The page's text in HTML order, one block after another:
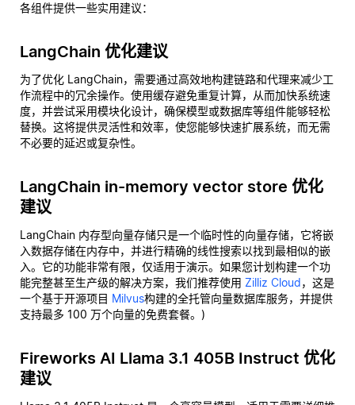
各组件提供一些实用建议：
LangChain 优化建议
为了优化 LangChain，需要通过高效地构建链路和代理来减少工
作流程中的冗余操作。使用缓存避免重复计算，从而加快系统速
度，并尝试采用模块化设计，确保模型或数据库等组件能够轻松
替换。这将提供灵活性和效率，使您能够快速扩展系统，而无需
不必要的延迟或复杂性。
LangChain in-memory vector store 优化
建议
LangChain 内存型向量存储只是一个临时性的向量存储，它将嵌
入数据存储在内存中，并进行精确的线性搜索以找到最相似的嵌
入。它的功能非常有限，仅适用于演示。如果您计划构建一个功
能完整甚至生产级的解决方案，我们推荐使用 Zilliz Cloud，这是
一个基于开源项目 Milvus构建的全托管向量数据库服务，并提供
支持最多 100 万个向量的免费套餐。)
Fireworks AI Llama 3.1 405B Instruct 优化
建议